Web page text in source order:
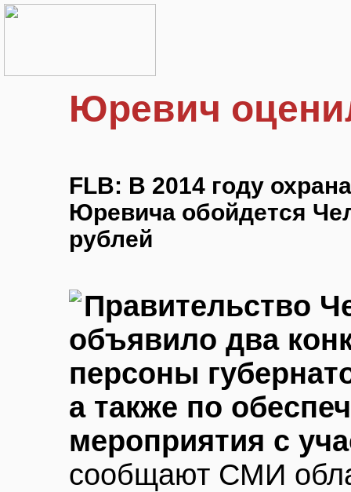
Юревич
FLB: В 2014 году
Юревича обойдется
рублей
Правительство
объявило два
персоны
а также по
мероприятия с
сообщают СМИ